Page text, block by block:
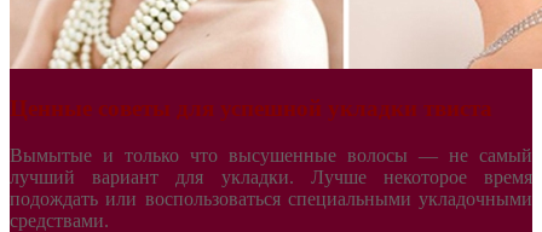
Ценные советы для успешной укладки твиста
Вымытые и только что высушенные волосы — не самый
лучший вариант для укладки. Лучше некоторое время
подождать или воспользоваться специальными укладочными
средствами.